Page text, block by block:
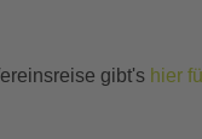
gibt's hier